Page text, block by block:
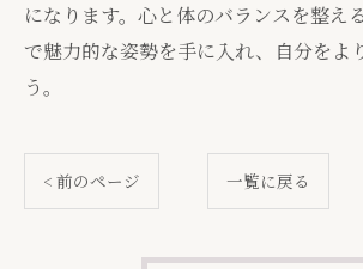
になります。心と体のバランスを整え
で魅力的な姿勢を手に入れ、自分をよ
う。
< 前のページ 一覧に戻る